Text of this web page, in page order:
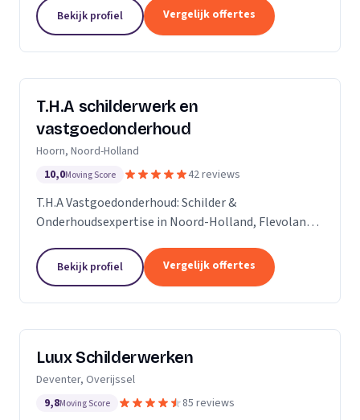
branche, onderscheiden we ons door onze...
Bekijk profiel Vergelijk offertes
T.H.A schilderwerk en
vastgoedonderhoud
Hoorn, Noord-Holland
10,0Moving Score 42 reviews
T.H.A Vastgoedonderhoud: Schilder &
Onderhoudsexpertise in Noord-Holland, Flevoland
Bekijk profiel Vergelijk offertes
Luux Schilderwerken
Deventer, Overijssel
9,8Moving Score 85 reviews